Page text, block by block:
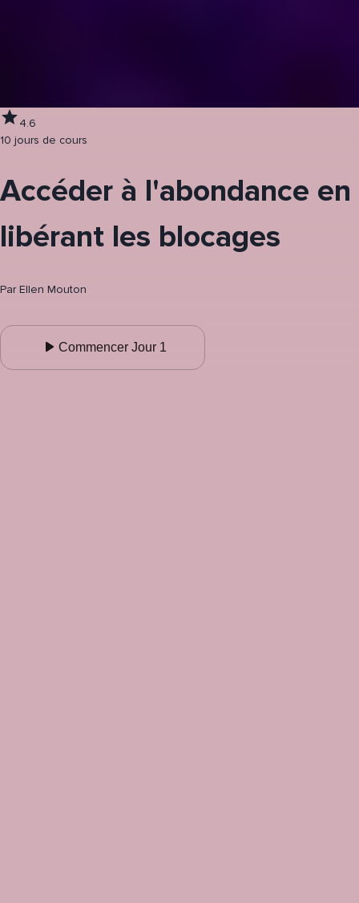
4.6
10 jours de cours
Accéder à l'abondance en
libérant les blocages
ParEllen Mouton
Commencer Jour 1